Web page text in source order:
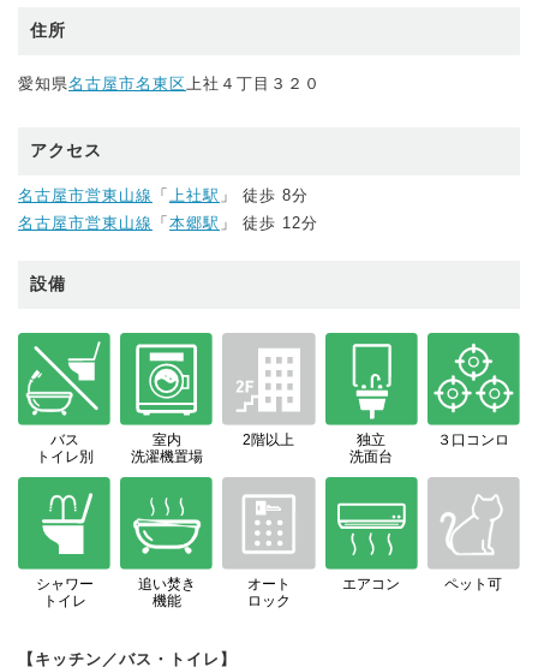
住所
愛知県名古屋市名東区上社４丁目３２０
アクセス
名古屋市営東山線 「 上社駅 」 徒歩 8分
名古屋市営東山線 「 本郷駅 」 徒歩 12分
設備
バス
トイレ別
室内
洗濯機置場
2階以上
独立
洗面台
３口コンロ
シャワー
トイレ
追い焚き
機能
オート
ロック
エアコン ペット可
【キッチン／バス・トイレ】